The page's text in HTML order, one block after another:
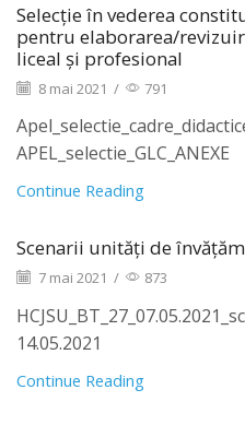
Selecție în vederea
pentru elaborarea/
liceal și profesional
8 mai 2021 / 791
APEL_selectie_GLC_ANEXE
Continue Reading
Scenarii unități de
7 mai 2021 / 873
14.05.2021
Continue Reading